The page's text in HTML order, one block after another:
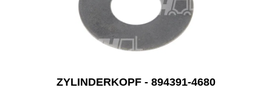
ZYLINDERKOPF - 894391-4680